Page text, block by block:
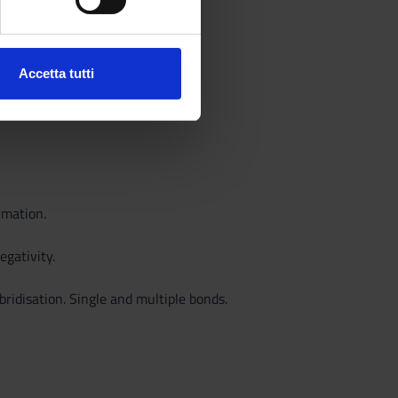
che hai fornito loro o
Accetta tutti
Single and multiple bonds.